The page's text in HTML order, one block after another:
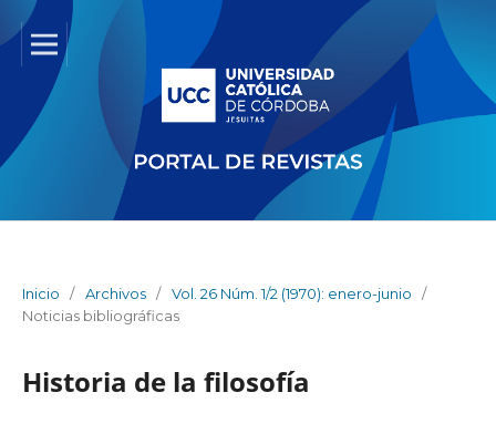
Inicio / Archivos / Vol. 26 Núm. 1/2 (1970): enero-junio
/
Noticias bibliográficas
Historia de la filosofía